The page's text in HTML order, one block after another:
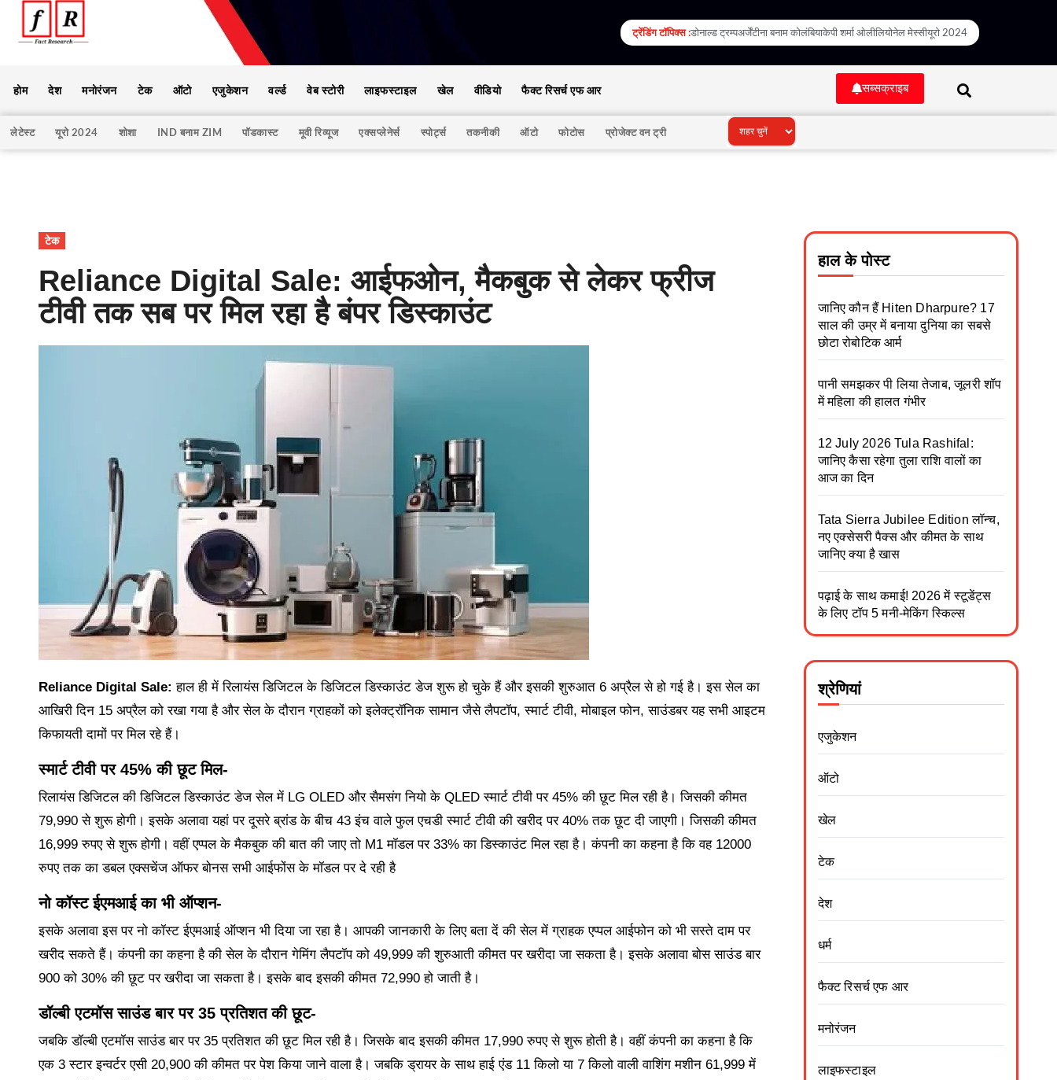
ट्रेंडिंग टॉपिक्स :डोनाल्ड ट्रम्पअर्जेंटीना बनाम कोलंबियाकेपी शर्मा ओलीलियोनेल मेस्सीयूरो 2024
होम देश मनोरंजन टेक ऑटो एजुकेशन वर्ल्ड वेब स्टोरी लाइफस्टाइल खेल वीडियो फैक्ट रिसर्च एफ आर सब्सक्राइब
लेटेस्ट यूरो 2024 शोशा IND बनाम ZIM पॉडकास्ट मूवी रिव्यूज एक्सप्लेनेर्स स्पोर्ट्स तकनीकी ऑटो फोटोस प्रोजेक्ट वन ट्री
टेक
Reliance Digital Sale: आईफओन, मैकबुक से लेकर फ्रीज
टीवी तक सब पर मिल रहा है बंपर डिस्काउंट
Reliance Digital Sale:हाल ही में रिलायंस डिजिटल के डिजिटल डिस्काउंट डेज शुरू हो चुके हैं और इसकी शुरुआत 6 अप्रैल से हो गई है। इस सेल का
आखिरी दिन 15 अप्रैल को रखा गया है और सेल के दौरान ग्राहकों को इलेक्ट्रॉनिक सामान जैसे लैपटॉप, स्मार्ट टीवी, मोबाइल फोन, साउंडबर यह सभी आइटम
किफायती दामों पर मिल रहे हैं।
स्मार्ट टीवी पर 45% की छूट मिल-
रिलायंस डिजिटल की डिजिटल डिस्काउंट डेज सेल में LG OLED और सैमसंग नियो के QLED स्मार्ट टीवी पर 45% की छूट मिल रही है। जिसकी कीमत
79,990 से शुरू होगी। इसके अलावा यहां पर दूसरे ब्रांड के बीच 43 इंच वाले फुल एचडी स्मार्ट टीवी की खरीद पर 40% तक छूट दी जाएगी। जिसकी कीमत
16,999 रुपए से शुरू होगी। वहीं एप्पल के मैकबुक की बात की जाए तो M1 मॉडल पर 33% का डिस्काउंट मिल रहा है। कंपनी का कहना है कि वह 12000
रुपए तक का डबल एक्सचेंज ऑफर बोनस सभी आईफोंस के मॉडल पर दे रही है
नो कॉस्ट ईएमआई का भी ऑप्शन-
इसके अलावा इस पर नो कॉस्ट ईएमआई ऑप्शन भी दिया जा रहा है। आपकी जानकारी के लिए बता दें की सेल में ग्राहक एप्पल आईफोन को भी सस्ते दाम पर
खरीद सकते हैं। कंपनी का कहना है की सेल के दौरान गेमिंग लैपटॉप को 49,999 की शुरुआती कीमत पर खरीदा जा सकता है। इसके अलावा बोस साउंड बार
900 को 30% की छूट पर खरीदा जा सकता है। इसके बाद इसकी कीमत 72,990 हो जाती है।
डॉल्बी एटमॉस साउंड बार पर 35 प्रतिशत की छूट-
जबकि डॉल्बी एटमॉस साउंड बार पर 35 प्रतिशत की छूट मिल रही है। जिसके बाद इसकी कीमत 17,990 रुपए से शुरू होती है। वहीं कंपनी का कहना है कि
एक 3 स्टार इन्वर्टर एसी 20,900 की कीमत पर पेश किया जाने वाला है। जबकि ड्रायर के साथ हाई एंड 11 किलो या 7 किलो वाली वाशिंग मशीन 61,999 में
हाल के पोस्ट
जानिए कौन हैं Hiten Dharpure? 17
साल की उम्र में बनाया दुनिया का सबसे
छोटा रोबोटिक आर्म
पानी समझकर पी लिया तेजाब, जूलरी शॉप
में महिला की हालत गंभीर
12 July 2026 Tula Rashifal:
जानिए कैसा रहेगा तुला राशि वालों का
आज का दिन
Tata Sierra Jubilee Edition लॉन्च,
नए एक्सेसरी पैक्स और कीमत के साथ
जानिए क्या है खास
पढ़ाई के साथ कमाई! 2026 में स्टूडेंट्स
के लिए टॉप 5 मनी-मेकिंग स्किल्स
श्रेणियां
एजुकेशन
ऑटो
खेल
टेक
देश
धर्म
फैक्ट रिसर्च एफ आर
मनोरंजन
लाइफस्टाइल